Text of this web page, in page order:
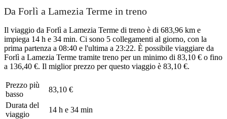
Da Forlì a Lamezia Terme in treno
Il viaggio da Forlì a Lamezia Terme di treno è di 683,96 km e
impiega 14 h e 34 min. Ci sono 5 collegamenti al giorno, con la
prima partenza a 08:40 e l'ultima a 23:22. È possibile viaggiare da
Forlì a Lamezia Terme tramite treno per un minimo di 83,10 € o fino
a 136,40 €. Il miglior prezzo per questo viaggio è 83,10 €.
Prezzo più
basso
83,10 €
Durata del
viaggio
14 h e 34 min